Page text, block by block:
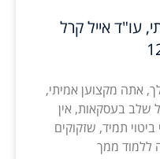
עו"ד אייל קרל
אתה מקצוען אמיתי,
שלב בעסקאות, אין
תמיד, שזקוקים
ללמוד ממך